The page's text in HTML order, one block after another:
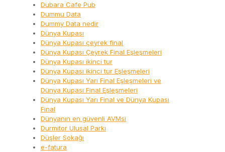
Dubara Cafe Pub
Dummu Data
Dummy Data nedir
Dünya Kupası
Dünya Kupası çeyrek final
Dünya Kupası Çeyrek Final Eşleşmeleri
Dünya Kupası ikinci tur
Dünya Kupası ikinci tur Eşleşmeleri
Dünya Kupası Yarı Final Eşleşmeleri ve
Dünya Kupası Final Eşleşmeleri
Dünya Kupası Yarı Final ve Dünya Kupası
Final
Dünyanın en güvenli AVMsi
Durmitor Ulusal Parkı
Düşler Sokağı
e-fatura